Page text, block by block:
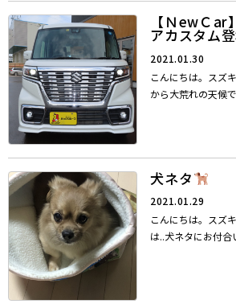
【ＮewＣar
アカスタム
2021.01.30
こんにちは。スズ
から大荒れの天候
犬ネタ
2021.01.29
こんにちは。スズ
は..犬ネタにお付合